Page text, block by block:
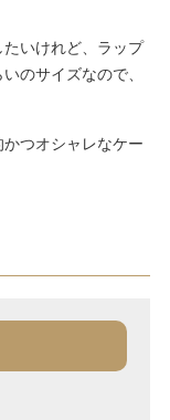
いけれど、ラップ
のサイズなので、
つオシャレなケー